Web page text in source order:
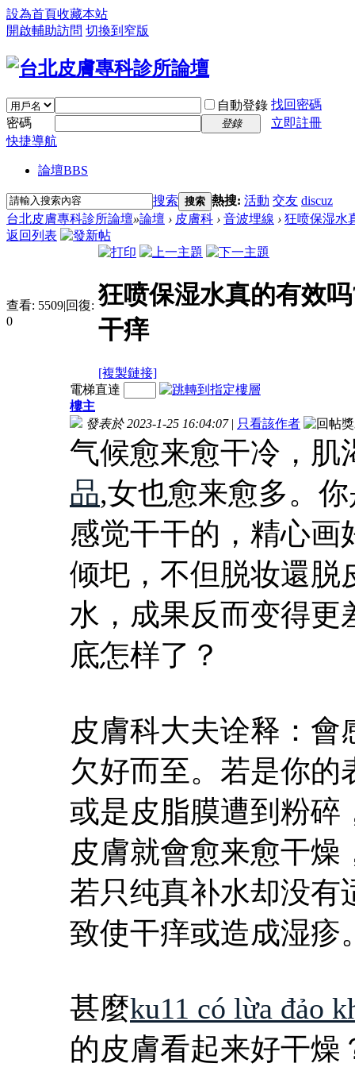
設為首頁收藏本站
開啟輔助訪問 切換到窄版
自動登錄 找回密碼
密碼
登錄
立即註冊
快捷導航
論壇BBS
搜索 搜索 熱搜: 活動 交友 discuz
台北皮膚專科診所論壇»論壇 › 皮膚科 › 音波埋線 › 狂喷保湿水
返回列表
查看: 5509|回復:
0
狂喷保湿水真的有效
干痒
[複製鏈接]
電梯直達
樓主
發表於 2023-1-25 16:04:07 | 只看該作者
气候愈来愈干冷，肌
品,女也愈来愈多。
感觉干干的，精心画
倾圯，不但脱妆還脱
水，成果反而变得更
底怎样了？
皮膚科大夫诠释：
欠好而至。若是你的
或是皮脂膜遭到粉碎
皮膚就會愈来愈干
若只纯真补水却没有
致使干痒或造成湿疹
甚麼ku11 có lừa đảo
的皮膚看起来好干燥